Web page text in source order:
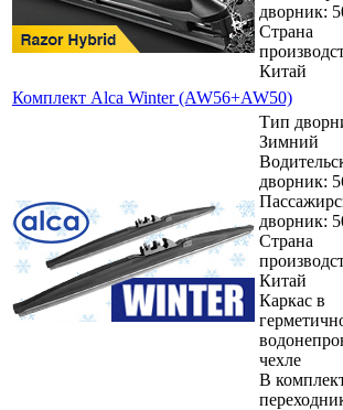
дворник:
Страна
Китай
Комплект Alca Winter (AW56+AW50)
Тип
Зимний
дворник:
дворник:
Страна
Китай
Каркас в
чехле
В